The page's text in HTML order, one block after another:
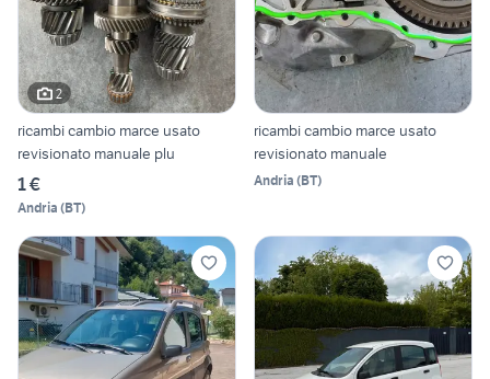
2
ricambi cambio marce usato
revisionato manuale plu
1 €
Andria (BT)
ricambi cambio marce usato
revisionato manuale
Andria (BT)